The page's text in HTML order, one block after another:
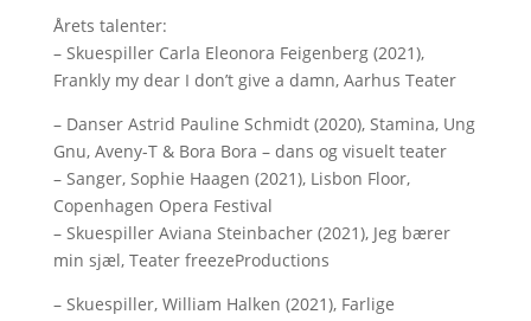
Årets talenter:
– Skuespiller Carla Eleonora Feigenberg (2021),
Frankly my dear I don’t give a damn, Aarhus Teater
– Danser Astrid Pauline Schmidt (2020), Stamina, Ung
Gnu, Aveny-T & Bora Bora – dans og visuelt teater
– Sanger, Sophie Haagen (2021), Lisbon Floor,
Copenhagen Opera Festival
– Skuespiller Aviana Steinbacher (2021), Jeg bærer
min sjæl, Teater freezeProductions
– Skuespiller, William Halken (2021), Farlige